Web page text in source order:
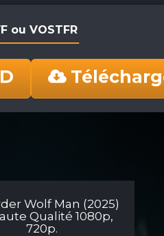
ou VOSTFR
Wolf Man (2025)
Qualité 1080p,
720p.